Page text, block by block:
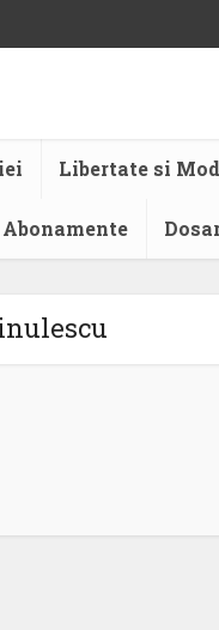
Libertate si
Abonamente